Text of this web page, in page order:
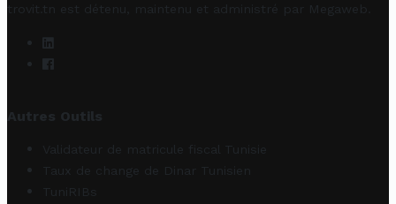
trovit.tn est détenu, maintenu et administré par Megaweb
Autres Outils
Validateur de matricule fiscal Tunisie
Taux de change de Dinar Tunisien
TuniRIBs